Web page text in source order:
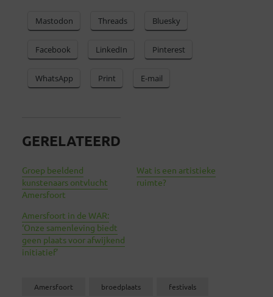
Mastodon Threads Bluesky
Facebook LinkedIn Pinterest
WhatsApp Print E-mail
GERELATEERD
Groep beeldend
kunstenaars ontvlucht
Amersfoort
Wat is een artistieke
ruimte?
Amersfoort in de WAR:
‘Onze samenleving biedt
geen plaats voor afwijkend
initiatief’
Amersfoort broedplaats festivals